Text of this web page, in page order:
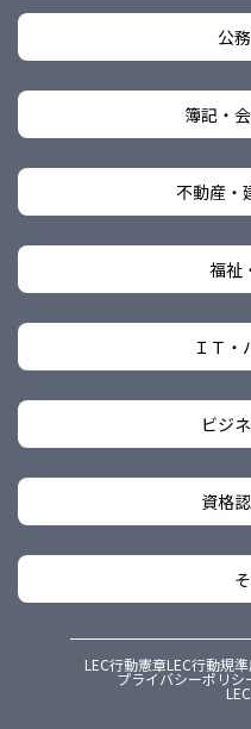
公
簿記・
不動産・
福祉
ＩＴ・
ビジ
資格
LEC行動憲章LEC行動規準
プライバシーポリシ